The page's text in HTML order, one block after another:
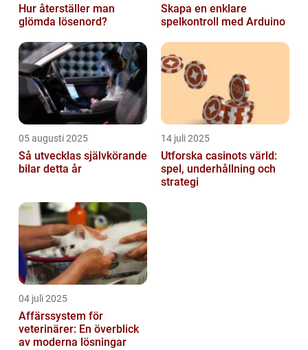
Hur återställer man
glömda lösenord?
Skapa en enklare
spelkontroll med Arduino
05 augusti 2025
Så utvecklas självkörande
bilar detta år
14 juli 2025
Utforska casinots värld:
spel, underhållning och
strategi
04 juli 2025
Affärssystem för
veterinärer: En överblick
av moderna lösningar